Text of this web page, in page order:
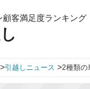
顧客満足度ランキング
>引越しニュース >2種類の